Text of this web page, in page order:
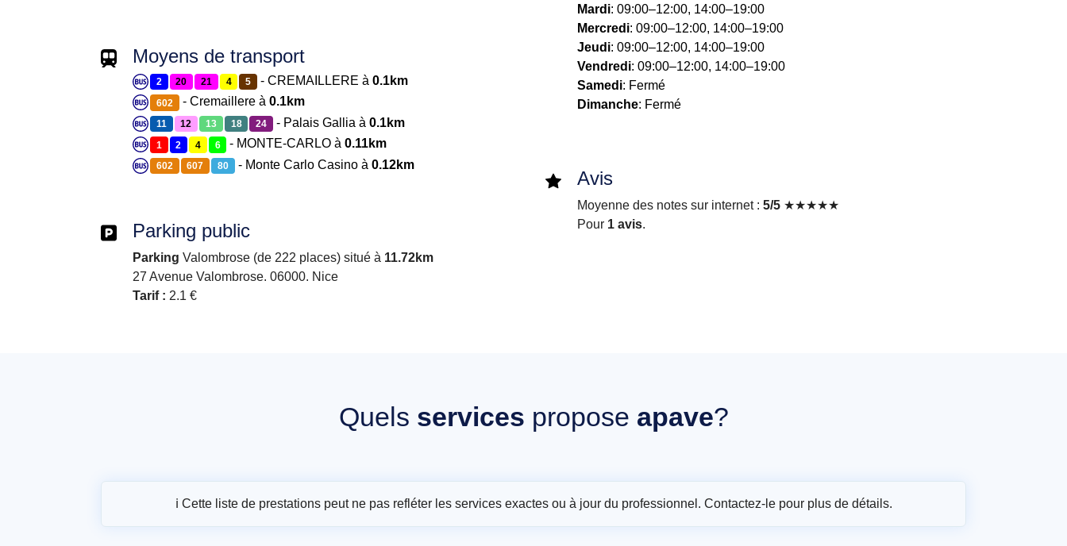
Moyens de transport
2 20 21 4 5 - CREMAILLERE à 0.1km
602 - Cremaillere à 0.1km
11 12 13 18 24 - Palais Gallia à 0.1km
1 2 4 6 - MONTE-CARLO à0.11km
602 607 80 - Monte Carlo Casino à 0.12km
Parking public
Parking Valombrose (de 222 places) situé à 11.72km
27 Avenue Valombrose. 06000. Nice
Tarif : 2.1 €
Mardi: 09:00–12:00, 14:00–19:00
Mercredi: 09:00–12:00, 14:00–19:00
Jeudi: 09:00–12:00, 14:00–19:00
Vendredi: 09:00–12:00, 14:00–19:00
Samedi: Fermé
Dimanche: Fermé
Avis
Moyenne des notes sur internet : 5/5 ★★★★★
Pour 1 avis.
Quels services propose apave?
ℹ️ Cette liste de prestations peut ne pas refléter les services exactes ou à jour du professionnel. Contactez-le pour plus de détails.